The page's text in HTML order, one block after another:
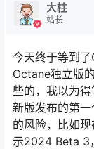
大柱
站长
今天终于等到
Octane独立版
些的，我以为
新版发布的第
的风险，比如
示2024 Beta 3